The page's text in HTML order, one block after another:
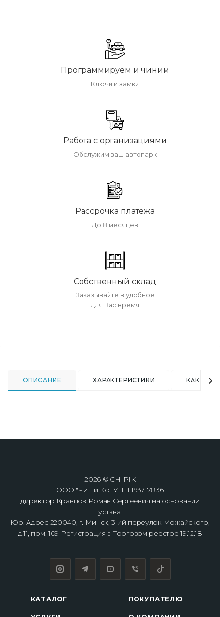
Программируем и чиним
Ключи и замки
Работа с организациями
Обслужим ваш автопарк
Рассрочка платежа
До 8 месяцев
Собственный склад
Заказывайте в удобное
для Вас время
ОПИСАНИЕ ХАРАКТЕРИСТИКИ КАК
2026 © CHIPIK
ООО "Чип и Ко" УНП 193717836
директор Кравцов Роман Сергеевич на основании
устава.
Юр. Адрес 220040, г. Минск, 3-ий переулок Можайского,
д.11, пом. 109 Регистрация в Торговом реестре 19.12.18
КАТАЛОГ ПОКУПАТЕЛЮ